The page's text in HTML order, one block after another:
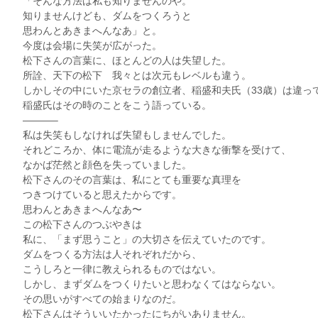
知りませんけども、ダムをつくろうと
思わんとあきまへんなあ」と。
今度は会場に失笑が広がった。
松下さんの言葉に、ほとんどの人は失望した。
所詮、天下の松下 我々とは次元もレベルも違う。
しかしその中にいた京セラの創立者、稲盛和夫氏（33歳）は違っ
稲盛氏はその時のことをこう語っている。
———–
私は失笑もしなければ失望もしませんでした。
それどころか、体に電流が走るような大きな衝撃を受けて、
なかば茫然と顔色を失っていました。
松下さんのその言葉は、私にとても重要な真理を
つきつけていると思えたからです。
思わんとあきまへんなあ〜
この松下さんのつぶやきは
私に、「まず思うこと」の大切さを伝えていたのです。
ダムをつくる方法は人それぞれだから、
こうしろと一律に教えられるものではない。
しかし、まずダムをつくりたいと思わなくてはならない。
その思いがすべての始まりなのだ。
松下さんはそういいたかったにちがいありません。